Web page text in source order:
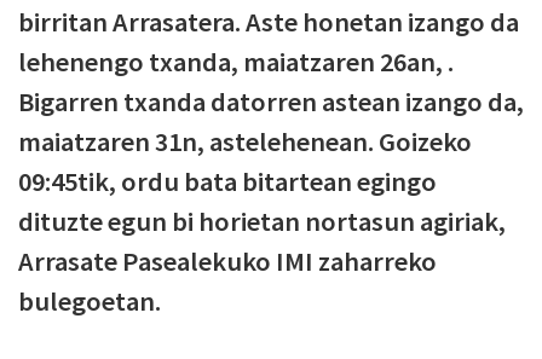
birritan Arrasatera. Aste honetan izango da
lehenengo txanda, maiatzaren 26an, .
Bigarren txanda datorren astean izango da,
maiatzaren 31n, astelehenean. Goizeko
09:45tik, ordu bata bitartean egingo
dituzte egun bi horietan nortasun agiriak,
Arrasate Pasealekuko IMI zaharreko
bulegoetan.